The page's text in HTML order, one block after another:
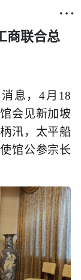

商联合总
息，4月18
会见新加坡
汛，太平船
馆公参宗长